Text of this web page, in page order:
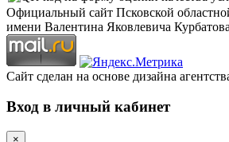
Официальный сайт Псковской
имени Валентина Яковлевича Курбатова
Сайт сделан на основе дизайна
Вход в личный кабинет
×